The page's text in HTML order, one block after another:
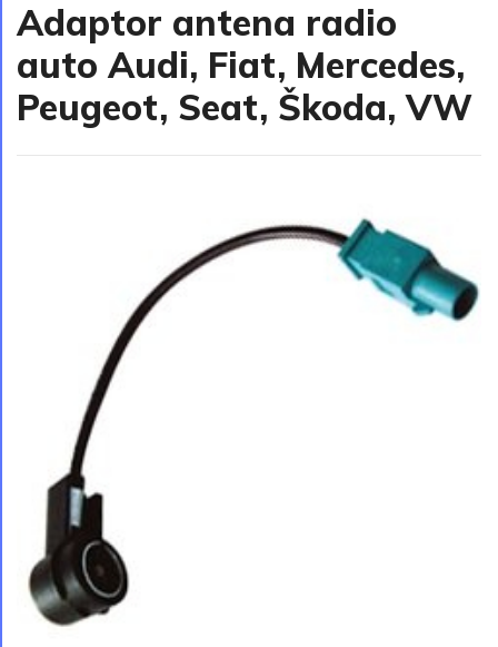
Adaptor antena radio
auto Audi, Fiat, Mercedes,
Peugeot, Seat, Škoda, VW